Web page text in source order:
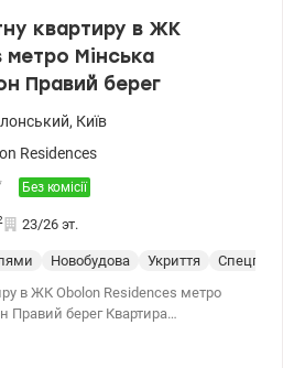
квартиру в ЖК
Мінська
Правий берег
, Київ
Residences
Без комісії
23/26 эт.
Новобудова Укриття
в ЖК Obolon Residences метро
берег Квартира